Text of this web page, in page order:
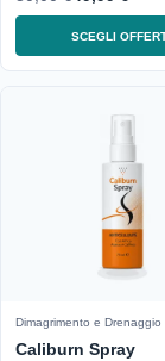
SCEGLI
Dimagrimento e Drenaggio
Caliburn Spray